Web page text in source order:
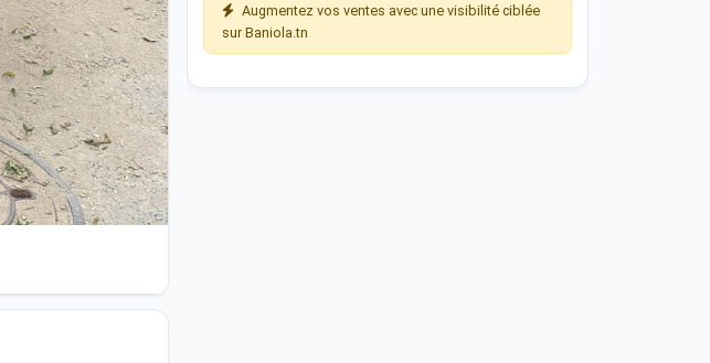
Augmentez vos ventes avec une visibilité ciblée
sur Baniola.tn